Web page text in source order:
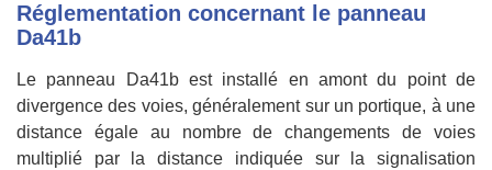
Réglementation concernant le panneau
Da41b
Le panneau Da41b est installé en amont du point de
divergence des voies, généralement sur un portique, à une
distance égale au nombre de changements de voies
multiplié par la distance indiquée sur la signalisation